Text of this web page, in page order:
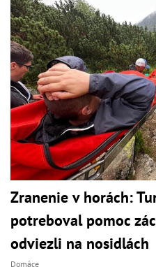
Zranenie v horách:
potreboval pomoc
odviezli na nosidlách
Domáce